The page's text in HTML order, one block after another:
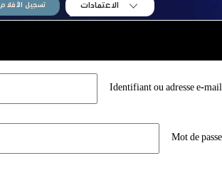
الاعتمادات تسجيل الأفلام
Identifiant ou adresse e-mail
Mot de passe